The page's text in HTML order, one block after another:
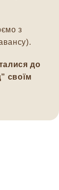
з
до
своїм